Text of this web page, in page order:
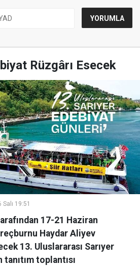
Rüzgârı Esecek
19:51
17-21 Haziran
Haydar Aliyev
13. Uluslararası Sarıyer
toplantısı